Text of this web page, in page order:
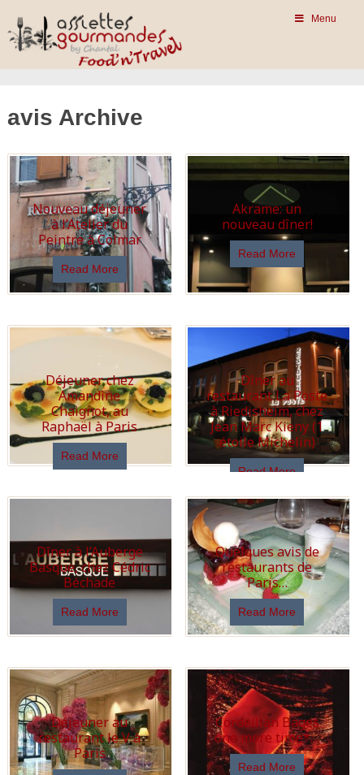
Menu
avis Archive
Nouveau déjeuner
à l’Atelier du
Peintre à Colmar
Read More
Akrame: un
nouveau dîner!
Read More
Déjeuner chez
Amandine
Chaignot, au
Raphaël à Paris
Read More
Dîner au
restaurant La Poste
à Riedisheim, chez
Jean Marc Kieny (1
étoile Michelin)
Read More
Dîner à l’Auberge
Basque, chez Cédric
Béchade
Read More
Quelques avis de
restaurants de
Paris…
Read More
Déjeuner au
restaurant le V à
Paris
Cordeillan Bages
one more time*…
Read More